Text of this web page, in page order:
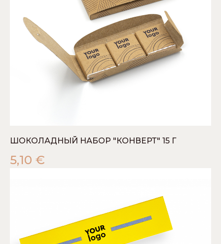
ШОКОЛАДНЫЙ НАБОР "КОНВЕРТ" 15 Г
5,10 €